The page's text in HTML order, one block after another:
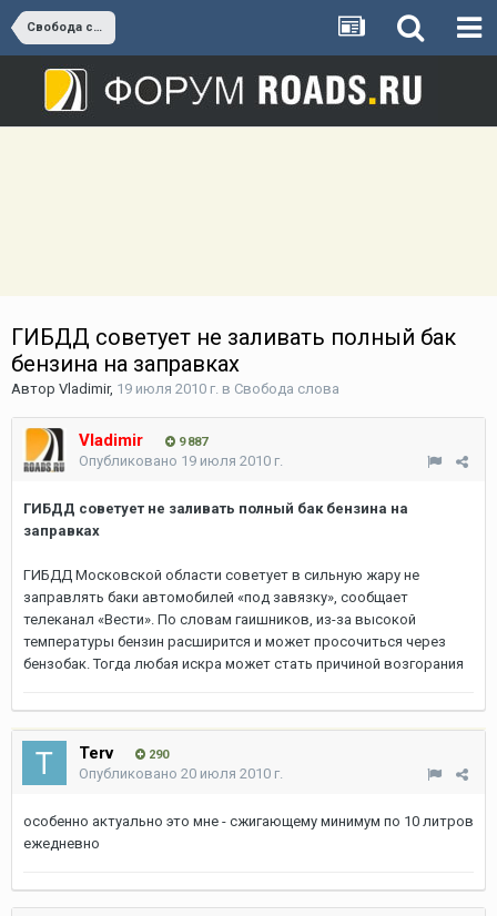
Свобода слова
ГИБДД советует не заливать полный бак
бензина на заправках
Автор Vladimir, 19 июля 2010 г. в Свобода слова
Vladimir 9 887
Опубликовано 19 июля 2010 г.
ГИБДД советует не заливать полный бак бензина на
заправках
ГИБДД Московской области советует в сильную жару не
заправлять баки автомобилей «под завязку», сообщает
телеканал «Вести». По словам гаишников, из-за высокой
температуры бензин расширится и может просочиться через
бензобак. Тогда любая искра может стать причиной возгорания
Terv 290
Опубликовано 20 июля 2010 г.
особенно актуально это мне - сжигающему минимум по 10 литров
ежедневно